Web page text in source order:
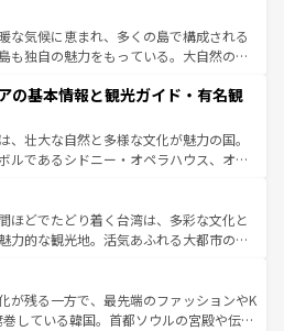
は、観光、ショッピング、エンターテイ
た刺激的なスポットだ。一方、アメリカ
広がり、グランドキャニオンやイエロー
ンズでは、音楽と美食が融合した独特の
者はアメリカの各地域で異なる魅力を楽
多様性と豊かな歴史を感じることができ
ロードトリップや列車の旅も、アメリカ
な気候に恵まれ、多くの島で構成される
も独自の魅力をもっている。大自然の神
い。また、定番の観光地といえばオアフ
然を求めるならマウイ島やカウアイ島が
ルドグリーンに輝く海をはじめ、豊かな
いている。「アロハスピリット」と呼ば
ーカルフードやハワイアンミュージッ
ダンスなど、すべてがハワイの魅力を彩
たびに新しい発見と感動が待っているハ
の基本情報と観光ガイド・有名観
、壮大な自然と多様な文化が魅力の国。
ルであるシドニー・オペラハウス、オー
中央部にそびえるウルル（エアーズロッ
の美しい原生林やケアンズの熱帯雨林な
くさん。また、カフェやワイン、オージ
ティも充実しており、サーフィンやダイ
グなど、アウトドア好きにはたまらな
アの多彩な魅力を存分に味わいつくそ
ほどでたどり着く台湾は、多彩な文化と
力的な観光地。活気あふれる大都市の台
岳地帯である台湾東部など、都市の喧騒
共存しており、訪れる人に新しい発見と
くれる。また、奥深い台湾の食文化も魅
が残る一方で、最先端のファッションやK
している韓国。首都ソウルの宮殿や伝統